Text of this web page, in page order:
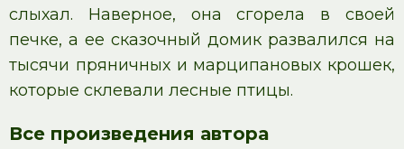
слыхал. Наверное, она сгорела в своей
печке, а ее сказочный домик развалился на
тысячи пряничных и марципановых крошек,
которые склевали лесные птицы.
Все произведения автора